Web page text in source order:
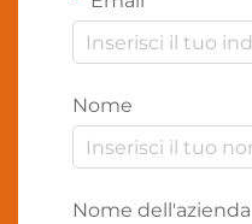
Nome
Nome dell'azienda